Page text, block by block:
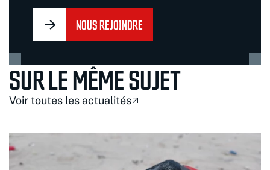
NOUS REJOINDRE
SUR LE MÊME SUJET
Voir toutes les actualités